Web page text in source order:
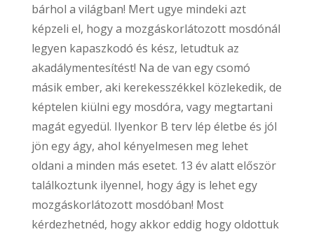
bárhol a világban! Mert ugye mindeki azt
képzeli el, hogy a mozgáskorlátozott mosdónál
legyen kapaszkodó és kész, letudtuk az
akadálymentesítést! Na de van egy csomó
másik ember, aki kerekesszékkel közlekedik, de
képtelen kiülni egy mosdóra, vagy megtartani
magát egyedül. Ilyenkor B terv lép életbe és jól
jön egy ágy, ahol kényelmesen meg lehet
oldani a minden más esetet. 13 év alatt először
találkoztunk ilyennel, hogy ágy is lehet egy
mozgáskorlátozott mosdóban! Most
kérdezhetnéd, hogy akkor eddig hogy oldottuk